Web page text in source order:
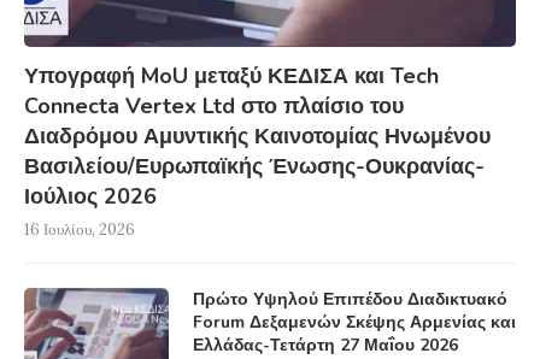
Υπογραφή MoU μεταξύ ΚΕΔΙΣΑ και Tech
Connecta Vertex Ltd στο πλαίσιο του
Διαδρόμου Αμυντικής Καινοτομίας Ηνωμένου
Βασιλείου/Ευρωπαϊκής Ένωσης-Ουκρανίας-
Ιούλιος 2026
16 Ιουλίου, 2026
Πρώτο Υψηλού Επιπέδου Διαδικτυακό
Forum Δεξαμενών Σκέψης Αρμενίας και
Ελλάδας-Τετάρτη 27 Μαΐου 2026